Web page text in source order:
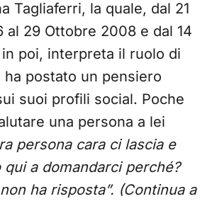
Tagliaferri, la quale, dal 21
al 29 Ottobre 2008 e dal 14
in poi, interpreta il ruolo di
ha postato un pensiero
suoi profili social. Poche
una persona a lei
persona cara ci lascia e
a domandarci perché?
ha risposta”. (Continua a